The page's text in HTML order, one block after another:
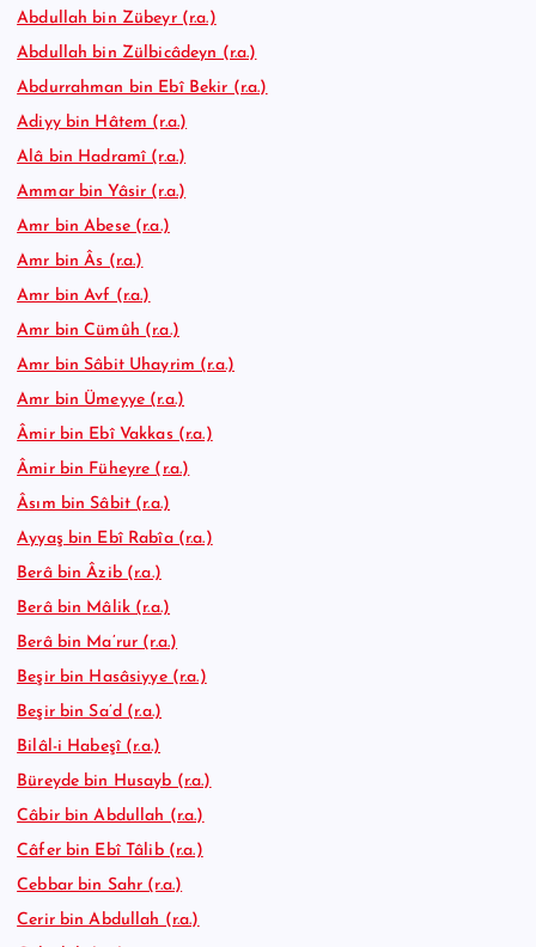
Abdullah bin Zübeyr (r.a.)
Abdullah bin Zülbicâdeyn (r.a.)
Abdurrahman bin Ebî Bekir (r.a.)
Adiyy bin Hâtem (r.a.)
Alâ bin Hadramî (r.a.)
Ammar bin Yâsir (r.a.)
Amr bin Abese (r.a.)
Amr bin Âs (r.a.)
Amr bin Avf (r.a.)
Amr bin Cümûh (r.a.)
Amr bin Sâbit Uhayrim (r.a.)
Amr bin Ümeyye (r.a.)
Âmir bin Ebî Vakkas (r.a.)
Âmir bin Füheyre (r.a.)
Âsım bin Sâbit (r.a.)
Ayyaş bin Ebî Rabîa (r.a.)
Berâ bin Âzib (r.a.)
Berâ bin Mâlik (r.a.)
Berâ bin Ma’rur (r.a.)
Beşir bin Hasâsiyye (r.a.)
Beşir bin Sa’d (r.a.)
Bilâl-i Habeşî (r.a.)
Büreyde bin Husayb (r.a.)
Câbir bin Abdullah (r.a.)
Câfer bin Ebî Tâlib (r.a.)
Cebbar bin Sahr (r.a.)
Cerir bin Abdullah (r.a.)